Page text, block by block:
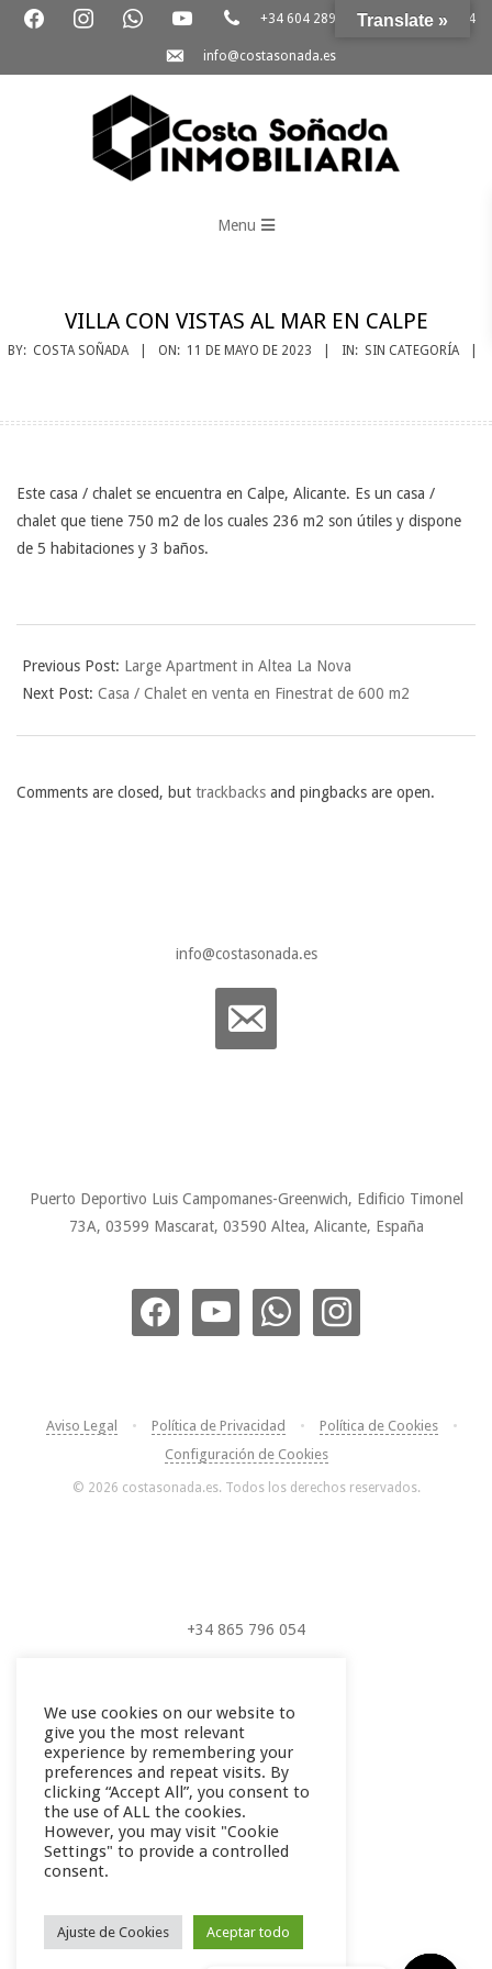
Skipfacebook instagramwhatsapp youtube phone
+34 604 289 264
+34 865 796 054
email-
alt
info@costasonada.es
Menu
VILLA CON VISTAS AL MAR EN CALPE
BY: COSTA SOÑADA ON: 11 DE MAYO DE 2023 IN: SIN CATEGORÍA
Este casa / chalet se encuentra en Calpe, Alicante. Es un casa /
chalet que tiene 750 m2 de los cuales 236 m2 son útiles y dispone
de 5 habitaciones y 3 baños.
05-
11
Previous Post: Large Apartment in Altea La Nova
Next Post: Casa / Chalet en venta en Finestrat de 600 m2
Comments are closed, but trackbacks and pingbacks are open.
info@costasonada.es
alt
Puerto Deportivo Luis Campomanes-Greenwich, Edificio Timonel
73A, 03599 Mascarat, 03590 Altea, Alicante, España
facebook youtube whatsapp instagram
Aviso Legal • Política de Privacidad • Política de Cookies
•
Configuración de Cookies
© 2026 costasonada.es. Todos los derechos reservados.
+34 865 796 054
phone
We use cookies on our website to
give you the most relevant
experience by remembering your
preferences and repeat visits. By
clicking “Accept All”, you consent to
the use of ALL the cookies.
However, you may visit "Cookie
Settings" to provide a controlled
consent.
Ajuste de Cookies Aceptar todo
Translate »